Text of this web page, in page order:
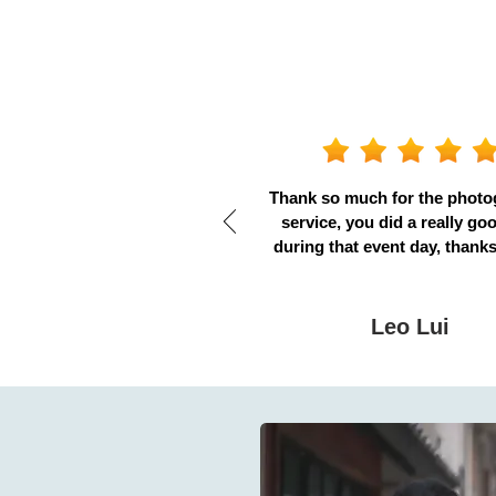
Thank so much for the
service, you did a really
during that event day,
Leo Lui